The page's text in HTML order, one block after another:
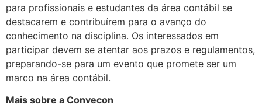
para profissionais e estudantes da área contábil se
destacarem e contribuírem para o avanço do
conhecimento na disciplina. Os interessados em
participar devem se atentar aos prazos e regulamentos,
preparando-se para um evento que promete ser um
marco na área contábil.
Mais sobre a Convecon